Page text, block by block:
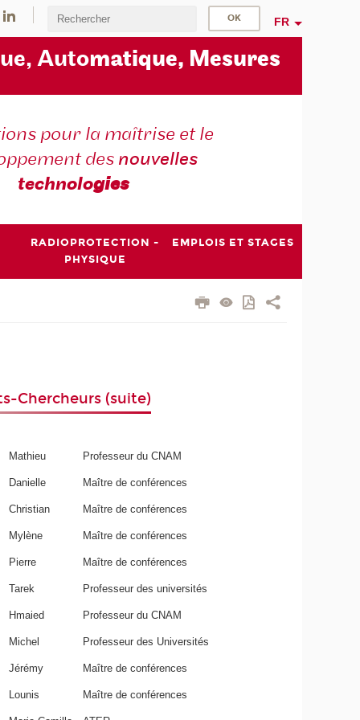
FR
Automatique, Mesures
pour la maîtrise et le
des nouvelles
technologies
RADIOPROTECTION -
PHYSIQUE
EMPLOIS ET STAGES
Chercheurs (suite)
Mathieu Professeur du CNAM
Danielle Maître de conférences
Christian Maître de conférences
Mylène Maître de conférences
Pierre Maître de conférences
Tarek Professeur des universités
Hmaied Professeur du CNAM
Michel Professeur des Universités
Jérémy Maître de conférences
Lounis Maître de conférences